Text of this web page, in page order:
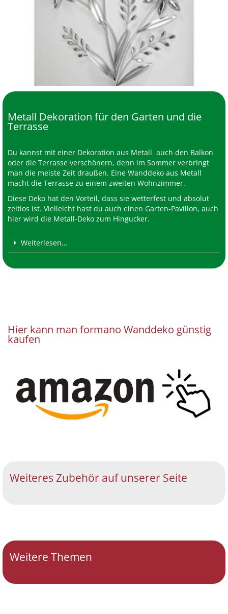
Metall Dekoration für den Garten und die
Terrasse
Du kannst mit einer Dekoration aus Metall auch den Balkon
oder die Terrasse verschönern, denn im Sommer verbringt
man die meiste Zeit draußen. Eine Wanddeko aus Metall
macht die Terrasse zu einem zweiten Wohnzimmer.
Diese Deko hat den Vorteil, dass sie wetterfest und absolut
zeitlos ist. Vielleicht hast du auch einen Garten-Pavillon, auch
hier wird die Metall-Deko zum Hingucker.
Weiterlesen...
Hier kann man formano Wanddeko günstig
kaufen
Weiteres Zubehör auf unserer Seite
Weitere Themen